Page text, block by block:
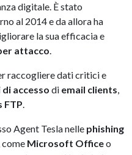
digitale. È stato
al 2014 e da allora ha
la sua efficacia e
attacco.
raccogliere dati critici e
accesso di email clients,
FTP.
Agent Tesla nelle phishing
come Microsoft Officeo